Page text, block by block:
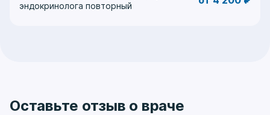
эндокринолога повторный
Оставьте отзыв о враче